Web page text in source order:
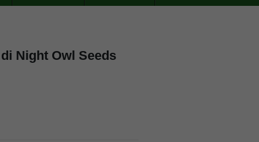
Night Owl Seeds